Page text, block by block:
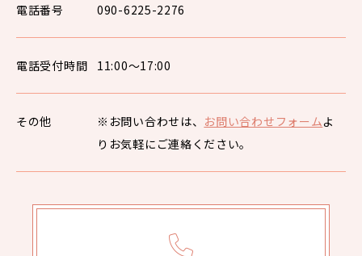
電話番号 090-6225-2276
電話受付時間 11:00〜17:00
その他 ※お問い合わせは、 お問い合わせフォームよ
りお気軽にご連絡ください。